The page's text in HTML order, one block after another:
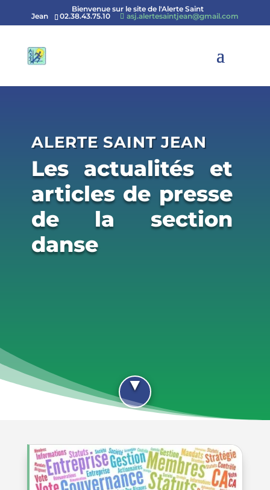
Bienvenue sur le site de l'Alerte Saint
Jean
02.38.43.75.10 asj.alertesaintjean@gmail.com
ALERTE SAINT JEAN
Les actualités et
articles de presse
de la section
danse